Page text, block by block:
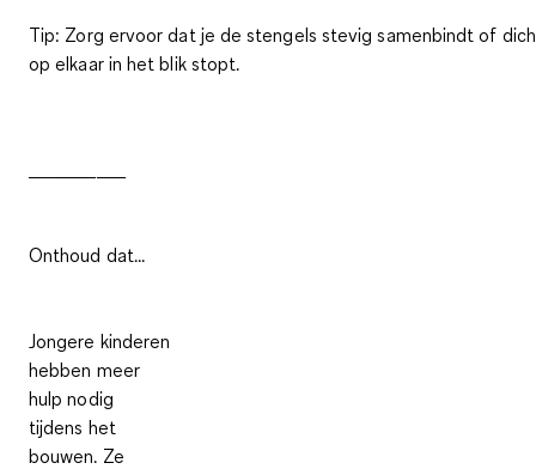
Tip: Zorg ervoor dat je de stengels stevig samenbindt of
op elkaar in het blik stopt.
Onthoud dat...
Jongere kinderen
hebben meer
hulp nodig
tijdens het
bouwen. Ze